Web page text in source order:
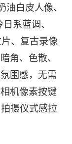
白皮人像、
系蓝调、
、复古录像
角、色散、
围感，无需
机像素按键
摄仪式感拉